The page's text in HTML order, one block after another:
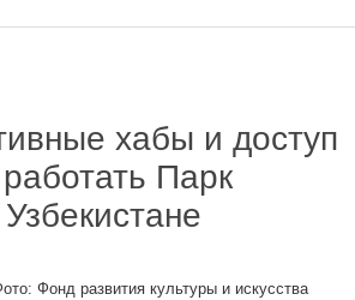
хабы и доступ
работать Парк
Фонд развития культуры и искусства